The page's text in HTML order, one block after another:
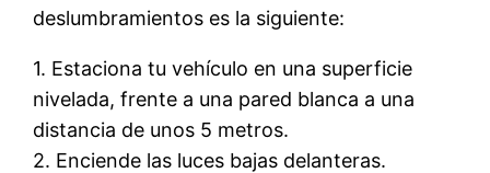
deslumbramientos es la siguiente:
1. Estaciona tu vehículo en una superficie
nivelada, frente a una pared blanca a una
distancia de unos 5 metros.
2. Enciende las luces bajas delanteras.